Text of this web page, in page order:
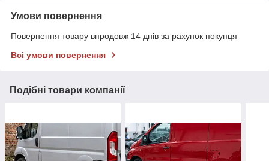
Умови повернення
Повернення товару впродовж 14 днів за рахунок покупця
Всі умови повернення
Подібні товари компанії